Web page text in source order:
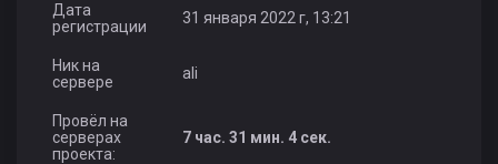
Дата
регистрации
31 января 2022 г, 13:21
Ник на
сервере
ali
Провёл на
серверах
проекта:
7 час. 31 мин. 4 сек.